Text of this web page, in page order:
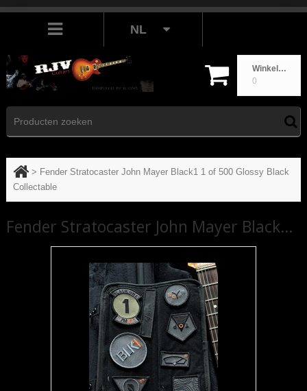
Winkelwagen
0
NL
> Fender Stratocaster John Mayer Black1 1 of 500 Glossy Black
Collectable
Fender Stratocaster John Mayer Black1 1 of 500 Glossy Black Collectable